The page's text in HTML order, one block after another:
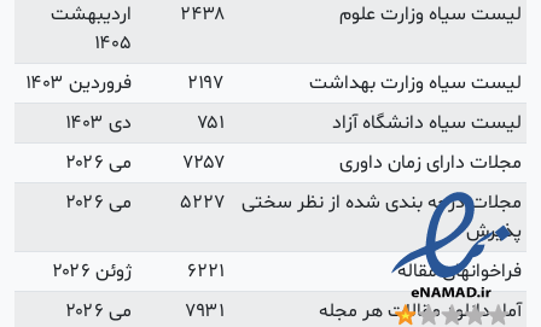
اردیبهشت
فروردین ۱۴۰۳
دی ۱۴۰۳
می ۲۰۲۶
می ۲۰۲۶
ژوئن ۲۰۲۶
می ۲۰۲۶